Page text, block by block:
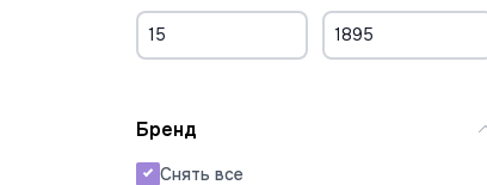
Бренд
Снять все